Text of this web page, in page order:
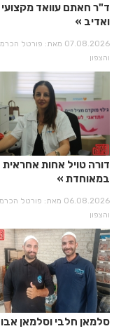
ד"ר חאתם עוואד מקצועי
ואדיב
07.08.2026 מאת: פורטל הכרמל
והצפון
דורה טויל אחות אחראית
במאוחדת
06.08.2026 מאת: פורטל הכרמל
והצפון
סלמאן חלבי וסלמאן אבו